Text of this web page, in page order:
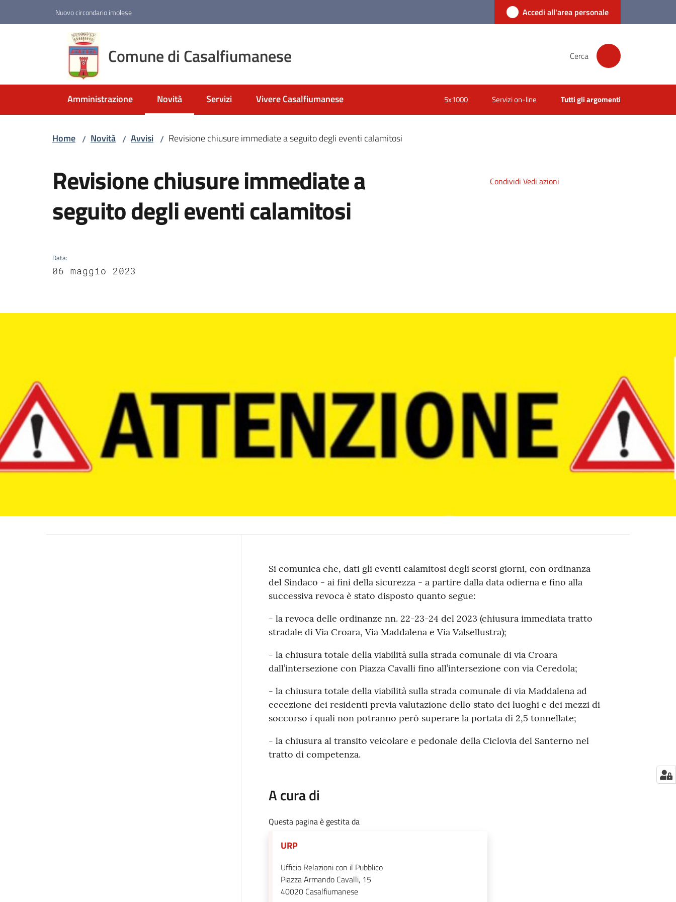
Nuovo circondario imolese Accedi all'area personale
Comune di Casalfiumanese Cerca
Amministrazione Novità
Menu selezionato
Servizi Vivere Casalfiumanese 5x1000 Servizi on-line Tutti gli argomenti
Home / Novità / Avvisi / Revisione chiusure immediate a seguito degli eventi calamitosi
Revisione chiusure immediate a
seguito degli eventi calamitosi
Data:
06 maggio 2023
Condividi Vedi azioni
Contenuto
Si comunica che, dati gli eventi calamitosi degli scorsi giorni, con ordinanza
del Sindaco - ai fini della sicurezza - a partire dalla data odierna e fino alla
successiva revoca è stato disposto quanto segue:
- la revoca delle ordinanze nn. 22-23-24 del 2023 (chiusura immediata tratto
stradale di Via Croara, Via Maddalena e Via Valsellustra);
- la chiusura totale della viabilità sulla strada comunale di via Croara
dall’intersezione con Piazza Cavalli fino all’intersezione con via Ceredola;
- la chiusura totale della viabilità sulla strada comunale di via Maddalena ad
eccezione dei residenti previa valutazione dello stato dei luoghi e dei mezzi di
soccorso i quali non potranno però superare la portata di 2,5 tonnellate;
- la chiusura al transito veicolare e pedonale della Ciclovia del Santerno nel
tratto di competenza.
A cura di
Questa pagina è gestita da
URP
Ufficio Relazioni con il Pubblico
Piazza Armando Cavalli, 15
40020 Casalfiumanese